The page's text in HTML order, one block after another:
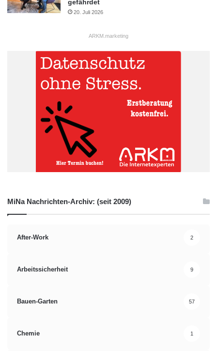
gefährdet
20. Juli 2026
ARKM.marketing
MiNa Nachrichten-Archiv: (seit 2009)
After-Work 2
Arbeitssicherheit 9
Bauen-Garten 57
Chemie 1